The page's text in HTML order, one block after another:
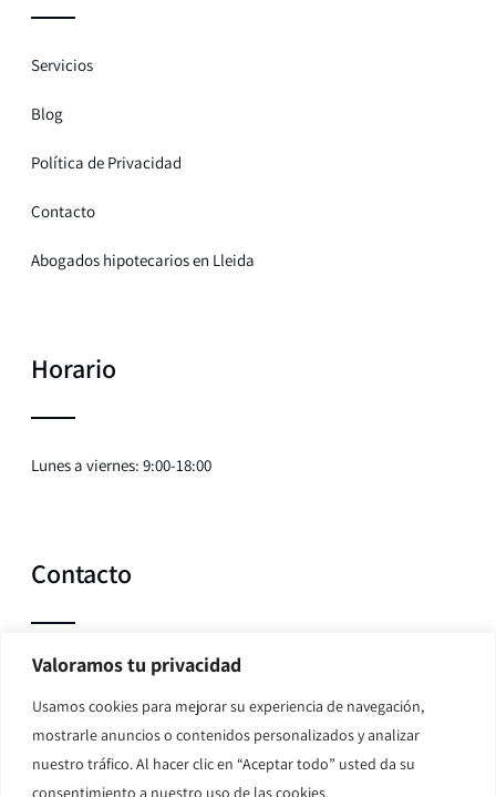
Valoramos tu privacidad
Usamos cookies para mejorar su experiencia de navegación,
mostrarle anuncios o contenidos personalizados y analizar
nuestro tráfico. Al hacer clic en “Aceptar todo” usted da su
consentimiento a nuestro uso de las cookies.
Servicios
Blog
Política de Privacidad
Contacto
Abogados hipotecarios en Lleida
Horario
Lunes a viernes: 9:00-18:00
Contacto
Teléfono:635 107 352
Correo: hipotecas@pointerlegal.com